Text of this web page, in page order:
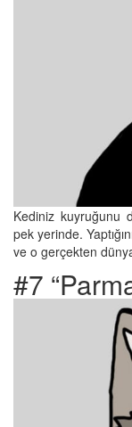
Kediniz kuyruğunu
pek yerinde.
ve o gerçekten
#7